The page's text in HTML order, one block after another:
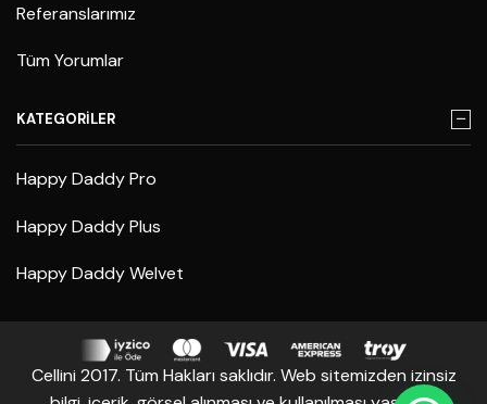
Referanslarımız
Tüm Yorumlar
KATEGORİLER
Happy Daddy Pro
Happy Daddy Plus
Happy Daddy Welvet
Cellini 2017. Tüm Hakları saklıdır. Web sitemizden izinsiz